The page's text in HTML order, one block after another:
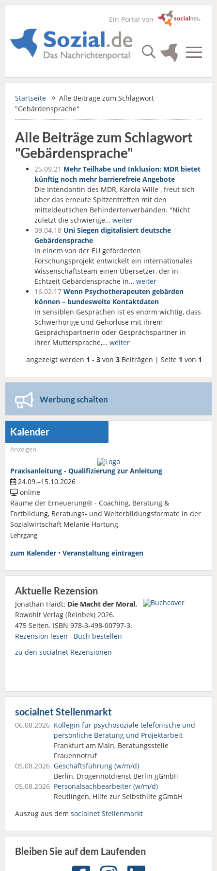
Ein Portal von
Startseite
Alle Beiträge zum Schlagwort
"Gebärdensprache"
Alle Beiträge zum Schlagwort
"Gebärdensprache"
25.09.21 Mehr Teilhabe und Inklusion: MDR bietet
künftig noch mehr barrierefreie Angebote
Die Intendantin des MDR, Karola Wille , freut sich
über das erneute Spitzentreffen mit den
mitteldeutschen Behindertenverbänden. "Nicht
zuletzt die schwierige… weiter
09.04.18 Uni Siegen digitalisiert deutsche
Gebärdensprache
In einem von der EU geförderten
Forschungsprojekt entwickelt ein internationales
Wissenschaftsteam einen Übersetzer, der in
Echtzeit Gebärdensprache in… weiter
16.02.17 Wenn Psychotherapeuten gebärden
können – bundesweite Kontaktdaten
In sensiblen Gesprächen ist es enorm wichtig, dass
Schwerhörige und Gehörlose mit ihrem
Gesprächspartnerin oder Gesprächspartner in
ihrer Muttersprache,… weiter
angezeigt werden 1 - 3 von 3 Beiträgen | Seite 1 von 1
Werbung schalten
Kalender
Anzeigen
Praxisanleitung - Qualifizierung zur Anleitung
24.09.–15.10.2026
online
Räume der Erneuerung® - Coaching, Beratung &
Fortbildung, Beratungs- und Weiterbildungsformate in der
Sozialwirtschaft Melanie Hartung
Lehrgang
zum Kalender • Veranstaltung eintragen
Aktuelle Rezension
Jonathan Haidt: Die Macht der Moral.
Rowohlt Verlag (Reinbek) 2026.
475 Seiten. ISBN 978-3-498-00797-3.
Rezension lesen
Buch bestellen
zu den socialnet Rezensionen
socialnet Stellenmarkt
06.08.2026 Kollegin für psychosoziale telefonische und
persönliche Beratung und Projektarbeit
Frankfurt am Main, Beratungsstelle
Frauennotruf
05.08.2026 Geschäftsführung (w/m/d)
Berlin, Drogennotdienst Berlin gGmbH
05.08.2026 Personalsach­bearbeiter (w/m/d)
Reutlingen, Hilfe zur Selbsthilfe gGmbH
Auszug aus dem socialnet Stellenmarkt
Bleiben Sie auf dem Laufenden